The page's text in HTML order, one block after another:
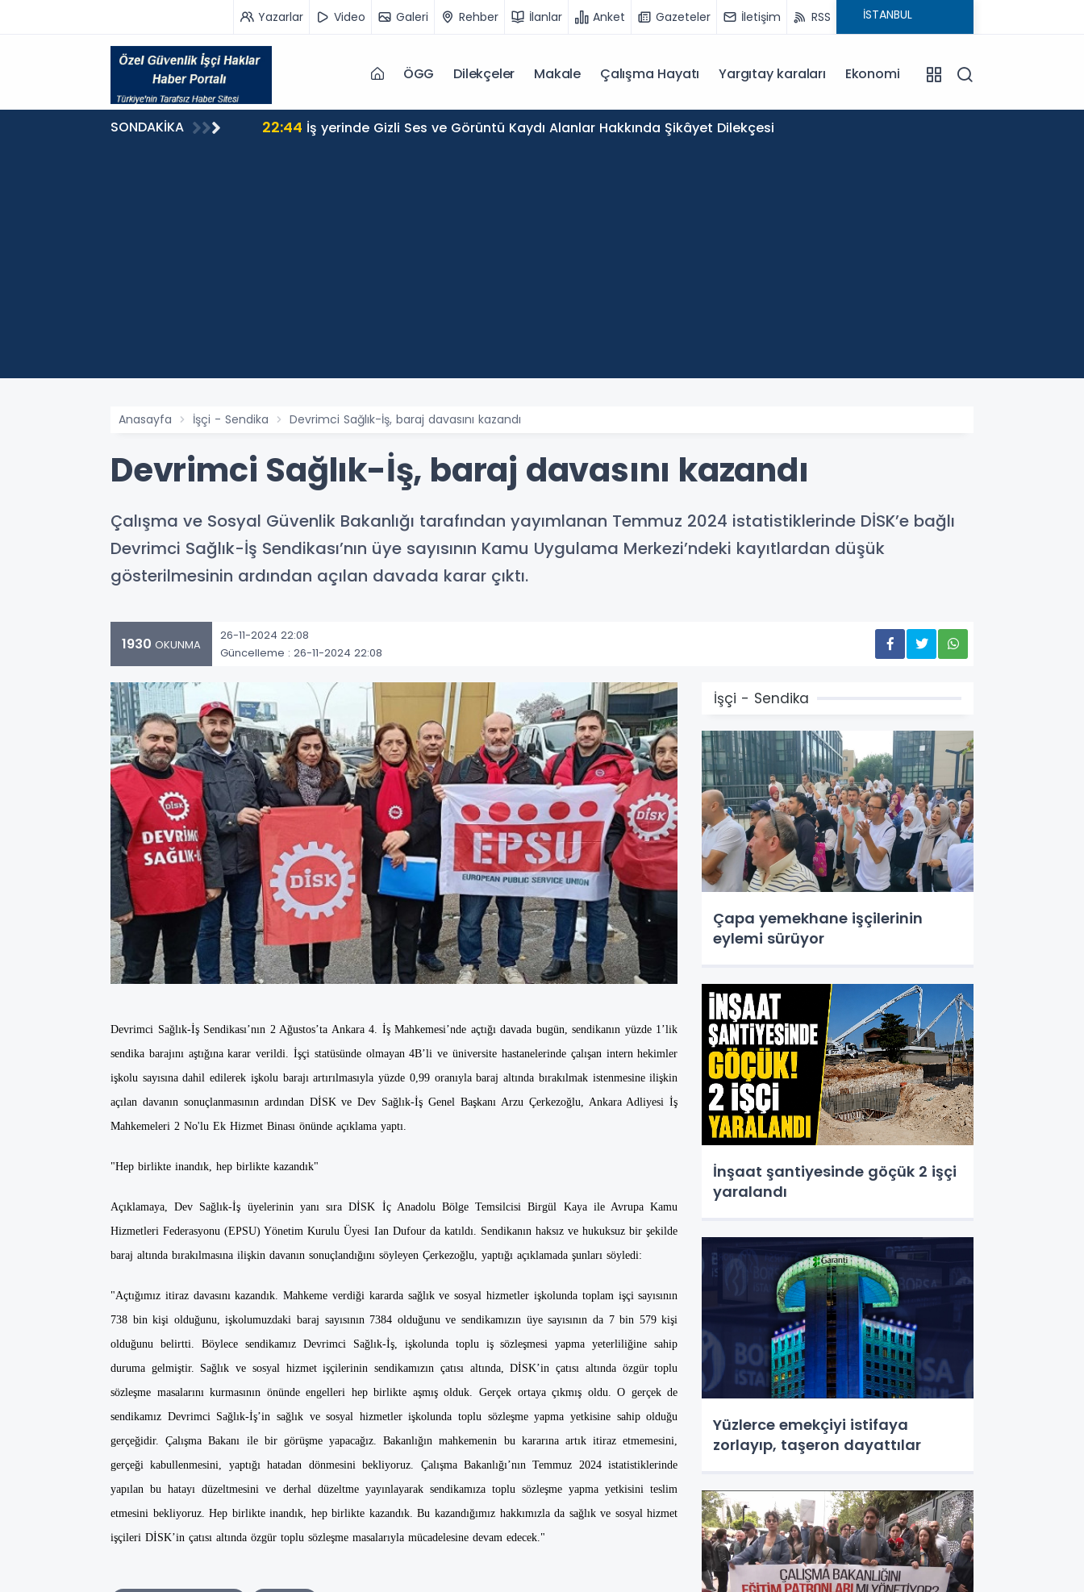
Yazarlar Video Galeri Rehber İlanlar Anket Gazeteler İletişim RSS
ÖGG Dilekçeler Makale Çalışma Hayatı Yargıtay karaları Ekonomi
SONDAKİKA 22:44 İş yerinde Gizli Ses ve Görüntü Kaydı Alanlar Hakkında Şikâyet Dilekçesi
Anasayfa İşçi - Sendika Devrimci Sağlık-İş, baraj davasını kazandı
Devrimci Sağlık-İş, baraj davasını kazandı
Çalışma ve Sosyal Güvenlik Bakanlığı tarafından yayımlanan Temmuz 2024 istatistiklerinde DİSK’e bağlı
Devrimci Sağlık-İş Sendikası’nın üye sayısının Kamu Uygulama Merkezi’ndeki kayıtlardan düşük
gösterilmesinin ardından açılan davada karar çıktı.
1930 OKUNMA
26-11-2024 22:08
Güncelleme : 26-11-2024 22:08
Devrimci Sağlık-İş Sendikası’nın 2 Ağustos’ta Ankara 4. İş Mahkemesi’nde açtığı davada bugün, sendikanın yüzde 1’lik
sendika barajını aştığına karar verildi. İşçi statüsünde olmayan 4B’li ve üniversite hastanelerinde çalışan intern hekimler
işkolu sayısına dahil edilerek işkolu barajı artırılmasıyla yüzde 0,99 oranıyla baraj altında bırakılmak istenmesine ilişkin
açılan davanın sonuçlanmasının ardından DİSK ve Dev Sağlık-İş Genel Başkanı Arzu Çerkezoğlu, Ankara Adliyesi İş
Mahkemeleri 2 No'lu Ek Hizmet Binası önünde açıklama yaptı.
"Hep birlikte inandık, hep birlikte kazandık"
Açıklamaya, Dev Sağlık-İş üyelerinin yanı sıra DİSK İç Anadolu Bölge Temsilcisi Birgül Kaya ile Avrupa Kamu
Hizmetleri Federasyonu (EPSU) Yönetim Kurulu Üyesi Ian Dufour da katıldı. Sendikanın haksız ve hukuksuz bir şekilde
baraj altında bırakılmasına ilişkin davanın sonuçlandığını söyleyen Çerkezoğlu, yaptığı açıklamada şunları söyledi:
"Açtığımız itiraz davasını kazandık. Mahkeme verdiği kararda sağlık ve sosyal hizmetler işkolunda toplam işçi sayısının
738 bin kişi olduğunu, işkolumuzdaki baraj sayısının 7384 olduğunu ve sendikamızın üye sayısının da 7 bin 579 kişi
olduğunu belirtti. Böylece sendikamız Devrimci Sağlık-İş, işkolunda toplu iş sözleşmesi yapma yeterliliğine sahip
duruma gelmiştir. Sağlık ve sosyal hizmet işçilerinin sendikamızın çatısı altında, DİSK’in çatısı altında özgür toplu
sözleşme masalarını kurmasının önünde engelleri hep birlikte aşmış olduk. Gerçek ortaya çıkmış oldu. O gerçek de
sendikamız Devrimci Sağlık-İş’in sağlık ve sosyal hizmetler işkolunda toplu sözleşme yapma yetkisine sahip olduğu
gerçeğidir. Çalışma Bakanı ile bir görüşme yapacağız. Bakanlığın mahkemenin bu kararına artık itiraz etmemesini,
gerçeği kabullenmesini, yaptığı hatadan dönmesini bekliyoruz. Çalışma Bakanlığı’nın Temmuz 2024 istatistiklerinde
yapılan bu hatayı düzeltmesini ve derhal düzeltme yayınlayarak sendikamıza toplu sözleşme yapma yetkisini teslim
etmesini bekliyoruz. Hep birlikte inandık, hep birlikte kazandık. Bu kazandığımız hakkımızla da sağlık ve sosyal hizmet
işçileri DİSK’in çatısı altında özgür toplu sözleşme masalarıyla mücadelesine devam edecek."
İşçi - Sendika
Çapa yemekhane işçilerinin
eylemi sürüyor
İnşaat şantiyesinde göçük 2 işçi
yaralandı
Yüzlerce emekçiyi istifaya
zorlayıp, taşeron dayattılar